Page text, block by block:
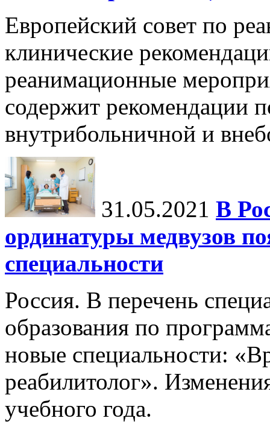
Европейский совет по
клинические
реанимационные
содержит рекомендации
внутрибольничной и
31.05.2021 В
ординатуры медвузов
специальности
Россия. В перечень
образования по
новые специальности:
реабилитолог».
учебного года.